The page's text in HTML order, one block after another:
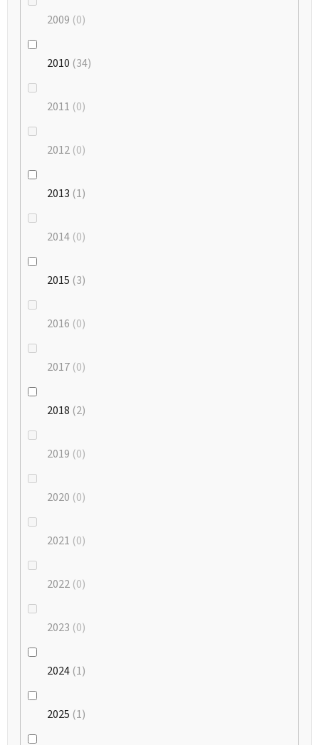
2009 0
2010 34
2011 0
2012 0
2013 1
2014 0
2015 3
2016 0
2017 0
2018 2
2019 0
2020 0
2021 0
2022 0
2023 0
2024 1
2025 1